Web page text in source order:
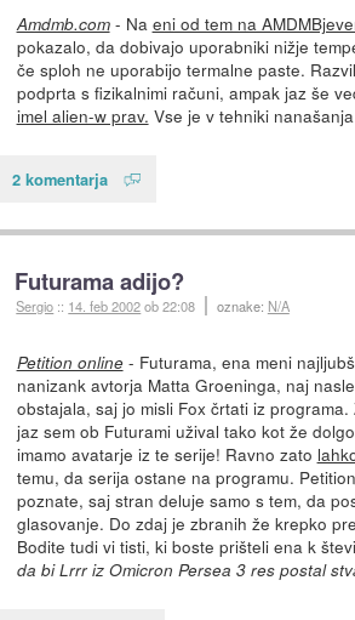
Amdmb.com- Na eni od tem na
pokazalo, da dobivajo uporabniki nižje
če sploh ne uporabijo termalne paste.
podprta s fizikalnimi računi, ampak jaz še
imel alien-w prav. Vse je v tehniki
2 komentarja
Futurama adijo?
Sergio :: 14. feb 2002ob 22:08 oznake: N/A
Petition online- Futurama, ena meni
nanizank avtorja Matta Groeninga, naj
obstajala, saj jo misli Fox črtati iz
jaz sem ob Futurami užival tako kot že
imamo avatarje iz te serije! Ravno zato
temu, da serija ostane na programu.
poznate, saj stran deluje samo s tem, da
glasovanje. Do zdaj je zbranih že krepko
Bodite tudi vi tisti, ki boste prišteli ena k
da bi Lrrr iz Omicron Persea 3 res postal